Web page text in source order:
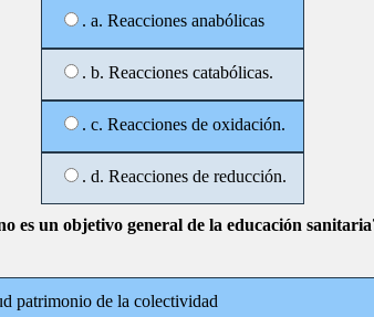
. a. Reacciones anabólicas
. b. Reacciones catabólicas.
. c. Reacciones de oxidación.
. d. Reacciones de reducción.
es un objetivo general de la educación
patrimonio de la colectividad